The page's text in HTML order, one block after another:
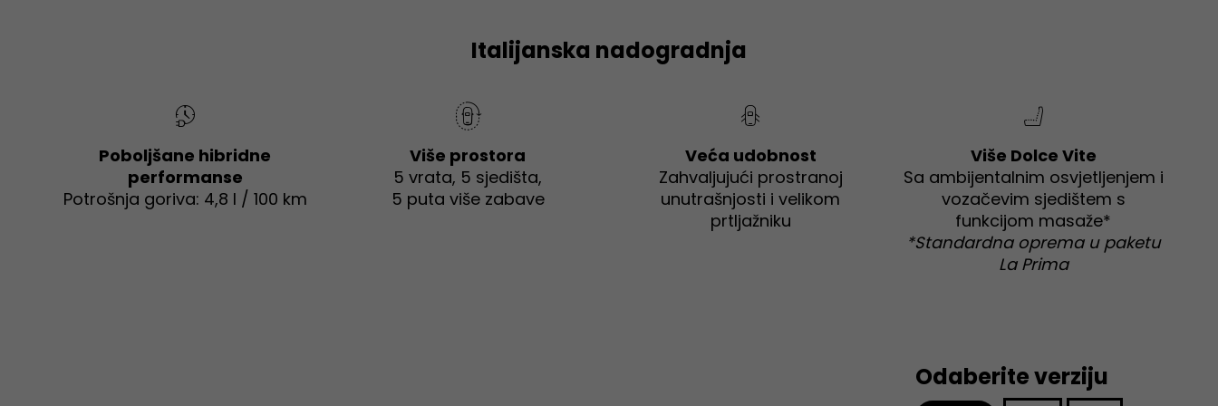
Italijanska nadogradnja
Poboljšane hibridne
performanse
Potrošnja goriva: 4,8 l / 100 km
Više prostora
5 vrata, 5 sjedišta,
5 puta više zabave
Veća udobnost
Zahvaljujući prostranoj
unutrašnjosti i velikom
prtljažniku
Više Dolce Vite
Sa ambijentalnim osvjetljenjem i
vozačevim sjedištem s
funkcijom masaže*
*Standardna oprema u paketu
La Prima
Odaberite verziju